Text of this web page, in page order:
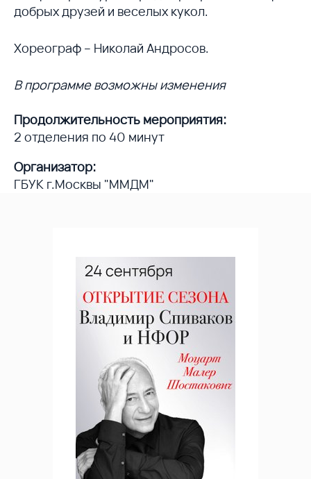
добрых друзей и веселых кукол.
Хореограф – Николай Андросов.
В программе возможны изменения
Продолжительность мероприятия:
2 отделения по 40 минут
Организатор:
ГБУК г.Москвы "ММДМ"